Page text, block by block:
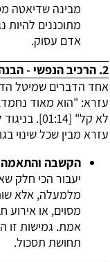
מבינה שדיאטה
מתוכננים להיות
אדם עסוק.
2. הרכיב הנפשי - הבנה שהתהליך הוא רגשי
אחד הדברים שמיטל
עזרא: "הוא מאוד
לא קל" [01:14
].
עזרא מבין שכל שינוי
הקשבה
יעבור הכי חלק
מלמעלה, אלא
מסוים, או אירוע
אמת. גמישות זו
תחושת תסכול.